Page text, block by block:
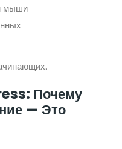
мыши
Почему
— Это